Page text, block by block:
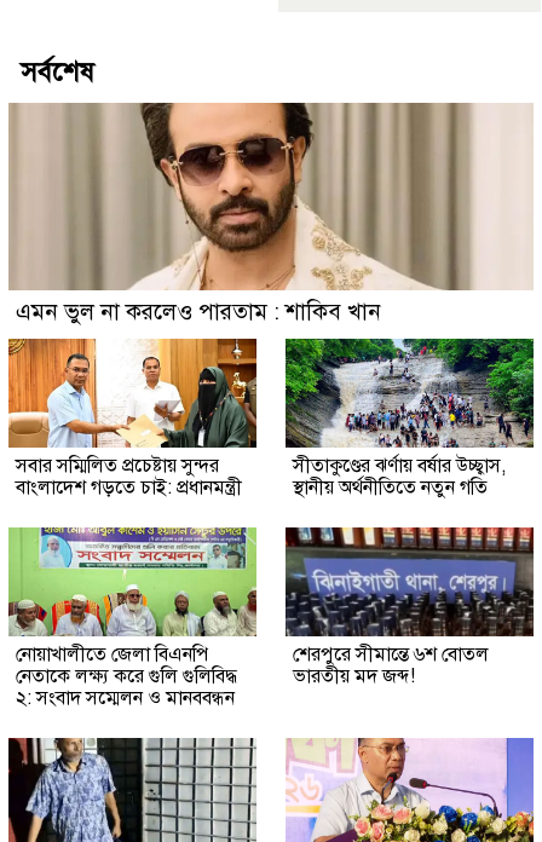
সর্বশেষ
এমন ভুল না করলেও পারতাম : শাকিব খান
সবার সম্মিলিত প্রচেষ্টায় সুন্দর
বাংলাদেশ গড়তে চাই: প্রধানমন্ত্রী
সীতাকুণ্ডের ঝর্ণায় বর্ষার উচ্ছ্বাস,
স্থানীয় অর্থনীতিতে নতুন গতি
নোয়াখালীতে জেলা বিএনপি
নেতাকে লক্ষ্য করে গুলি গুলিবিদ্ধ
২: সংবাদ সম্মেলন ও মানববন্ধন
শেরপুরে সীমান্তে ৬শ বোতল
ভারতীয় মদ জব্দ!